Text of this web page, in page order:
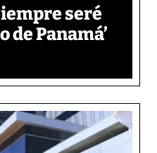
seré
de Panamá’